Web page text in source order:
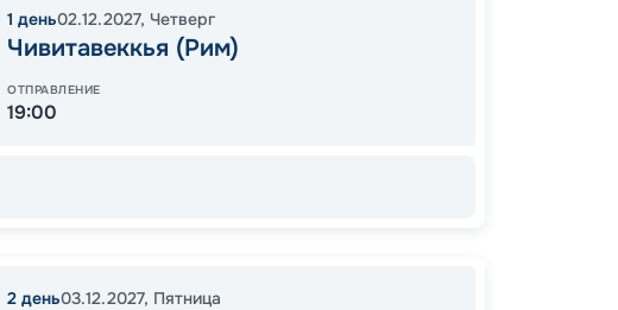
1 день02.12.2027, Четверг
Чивитавеккья (Рим)
ОТПРАВЛЕНИЕ
19:00
2 день03.12.2027, Пятница